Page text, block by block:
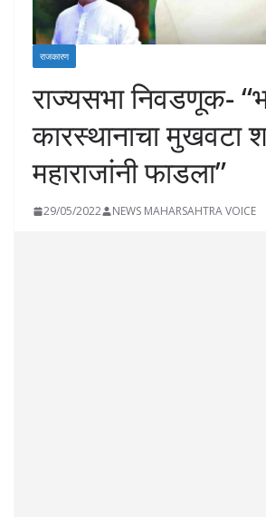
राजकारण
राज्यसभा निवडणूक-
कारस्थानाचा मुखवटा
महाराजांनी फाडला”
29/05/2022 NEWS MAHARSAHTRA VOICE